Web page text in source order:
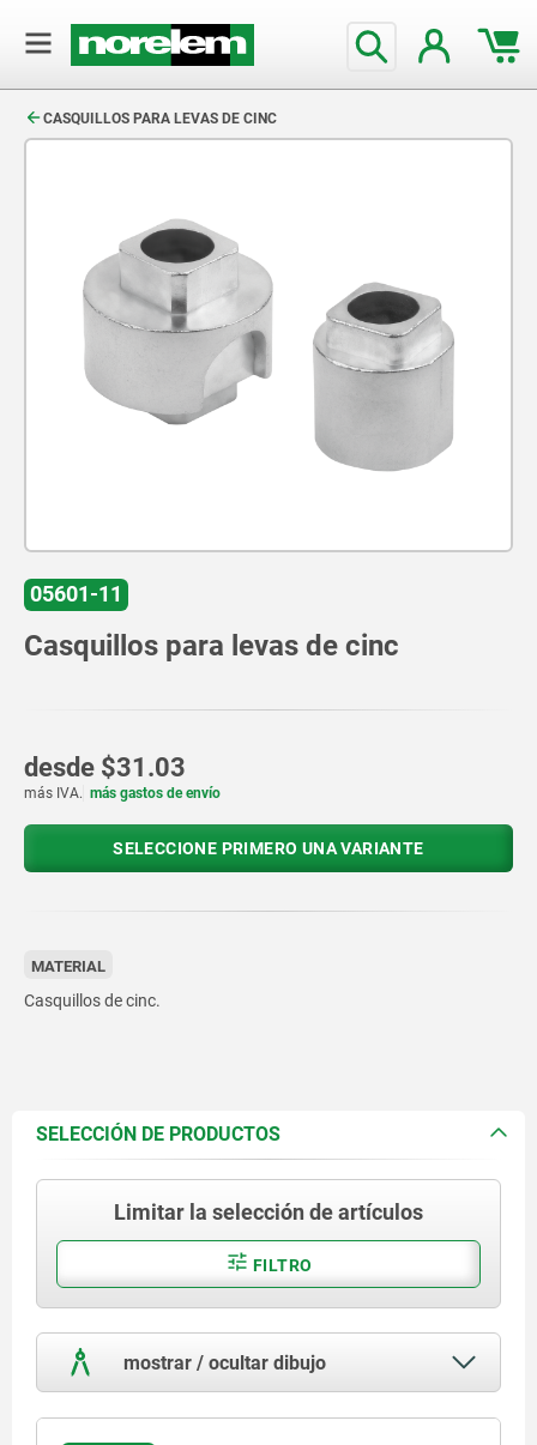
CASQUILLOS PARA LEVAS DE CINC
05601-11
Casquillos para levas de cinc
desde $31.03
más IVA. más gastos de envío
SELECCIONE PRIMERO UNA VARIANTE
MATERIAL
Casquillos de cinc.
SELECCIÓN DE PRODUCTOS
Limitar la selección de artículos
FILTRO
mostrar / ocultar dibujo